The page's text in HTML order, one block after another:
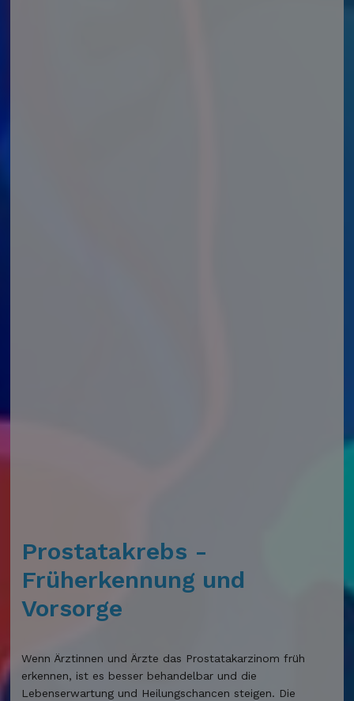
Prostatakrebs -
Früherkennung und
Vorsorge
Wenn Ärztinnen und Ärzte das Prostatakarzinom früh
erkennen, ist es besser behandelbar und die
Lebenserwartung und Heilungschancen steigen. Die